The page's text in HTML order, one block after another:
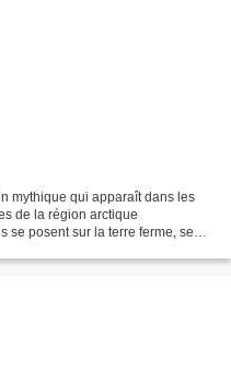
mythique qui apparaît dans les
de la région arctique
se posent sur la terre ferme, se